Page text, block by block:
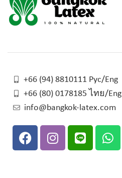
+66 (94) 8810111 Рус/Eng
+66 (80) 0178185 ไทย/Eng
info@bangkok-latex.com